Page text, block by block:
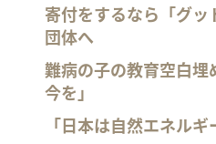
寄付をするなら「グッ
団体へ
難病の子の教育空白埋
今を」
「日本は自然エネルギ